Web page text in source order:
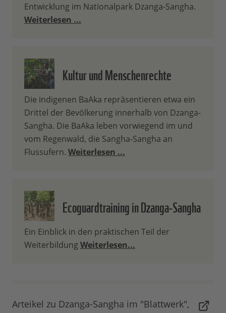
Entwicklung im Nationalpark Dzanga-Sangha.
Weiterlesen ...
Kultur und Menschenrechte
Die indigenen BaAka repräsentieren etwa ein
Drittel der Bevölkerung innerhalb von Dzanga-
Sangha. Die BaAka leben vorwiegend im und
vom Regenwald, die Sangha-Sangha an
Flussufern. Weiterlesen ...
Ecoguardtraining in Dzanga-Sangha
Ein Einblick in den praktischen Teil der
WeiterbildungWeiterlesen...
Arteikel zu Dzanga-Sangha im "Blattwerk",